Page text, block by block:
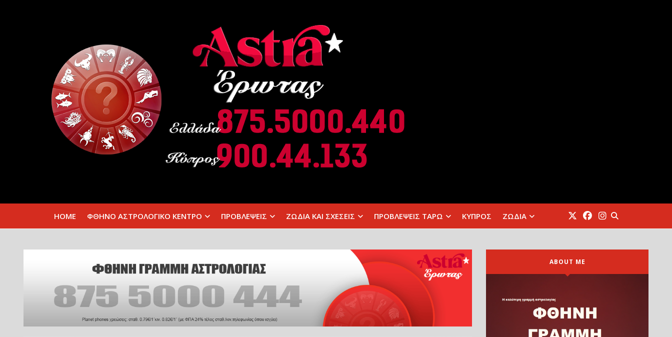
HOME ΦΘΗΝΟ ΑΣΤΡΟΛΟΓΙΚΟ ΚΕΝΤΡΟ ΠΡΟΒΛΕΨΕΙΣ ΖΩΔΙΑ ΚΑΙ ΣΧΕΣΕΙΣ ΠΡΟΒΛΕΨΕΙΣ ΤΑΡΩ ΚΥΠΡΟΣ ΖΩΔΙΑ
ABOUT ME